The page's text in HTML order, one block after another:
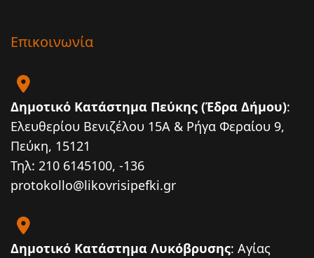
Επικοινωνία
Δημοτικό Κατάστημα Πεύκης (Έδρα Δήμου):
Ελευθερίου Βενιζέλου 15Α & Ρήγα Φεραίου 9,
Πεύκη, 15121
Τηλ: 210 6145100, -136
protokollo@likovrisipefki.gr
Δημοτικό Κατάστημα Λυκόβρυσης: Αγίας